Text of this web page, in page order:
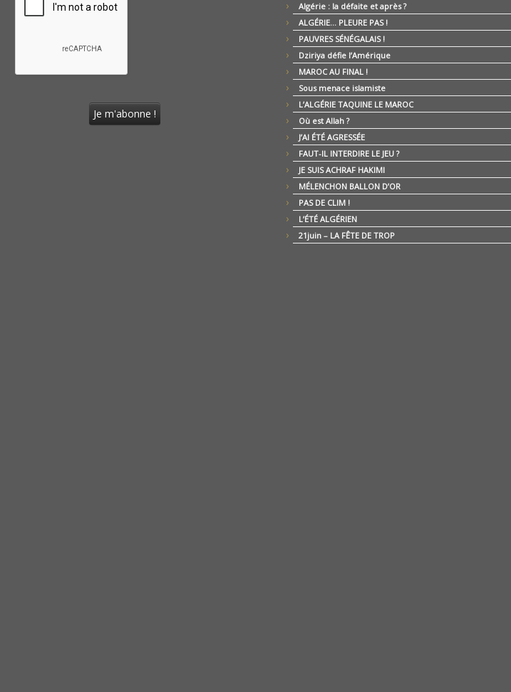
Algérie : la défaite et après ?
ALGÉRIE… PLEURE PAS !
PAUVRES SÉNÉGALAIS !
Dziriya défie l’Amérique
MAROC AU FINAL !
Sous menace islamiste
L’ALGÉRIE TAQUINE LE MAROC
Où est Allah ?
J’AI ÉTÉ AGRESSÉE
FAUT-IL INTERDIRE LE JEU ?
JE SUIS ACHRAF HAKIMI
MÉLENCHON BALLON D’OR
PAS DE CLIM !
L’ÉTÉ ALGÉRIEN
21juin – LA FÊTE DE TROP